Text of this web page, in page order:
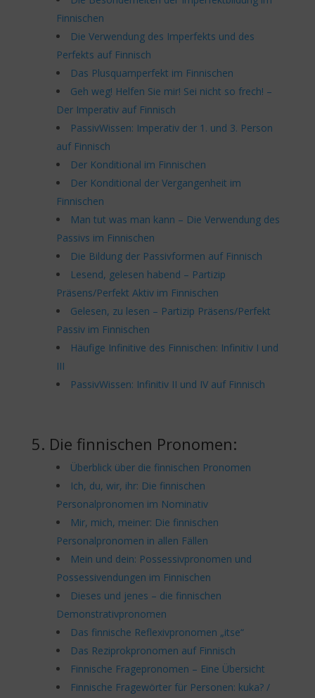
Finnischen
Die Verwendung des Imperfekts und des
Perfekts auf Finnisch
Das Plusquamperfekt im Finnischen
Geh weg! Helfen Sie mir! Sei nicht so frech! –
Der Imperativ auf Finnisch
PassivWissen: Imperativ der 1. und 3. Person
auf Finnisch
Der Konditional im Finnischen
Der Konditional der Vergangenheit im
Finnischen
Man tut was man kann – Die Verwendung des
Passivs im Finnischen
Die Bildung der Passivformen auf Finnisch
Lesend, gelesen habend – Partizip
Präsens/Perfekt Aktiv im Finnischen
Gelesen, zu lesen – Partizip Präsens/Perfekt
Passiv im Finnischen
Häufige Infinitive des Finnischen: Infinitiv I und
III
PassivWissen: Infinitiv II und IV auf Finnisch
5. Die finnischen Pronomen:
Überblick über die finnischen Pronomen
Ich, du, wir, ihr: Die finnischen
Personalpronomen im Nominativ
Mir, mich, meiner: Die finnischen
Personalpronomen in allen Fällen
Mein und dein: Possessivpronomen und
Possessivendungen im Finnischen
Dieses und jenes – die finnischen
Demonstrativpronomen
Das finnische Reflexivpronomen „itse“
Das Reziprokpronomen auf Finnisch
Finnische Fragepronomen – Eine Übersicht
Finnische Fragewörter für Personen: kuka? /